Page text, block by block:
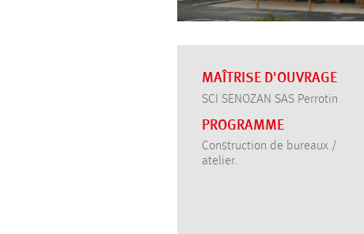
MAÎTRISE D'OUVRAGE
SCI SENOZAN SAS Perrotin
PROGRAMME
Construction de bureaux /
atelier.